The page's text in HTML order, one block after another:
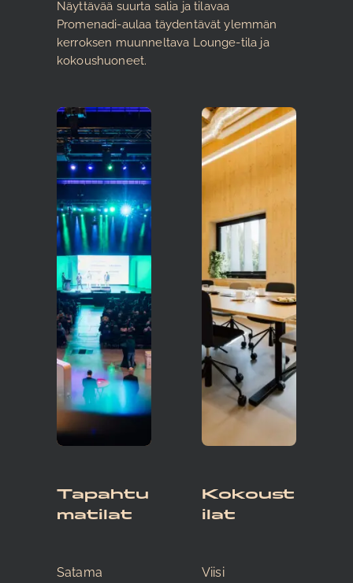
Näyttävää suurta salia ja tilavaa
Promenadi-aulaa täydentävät ylemmän
kerroksen muunneltava Lounge-tila ja
kokoushuoneet.
Tapahtu
matilat
Satama
Kokoust
ilat
Viisi